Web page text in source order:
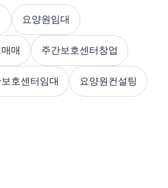
요양원임대
매 주간보호센터창업
호센터임대 요양원컨설팅